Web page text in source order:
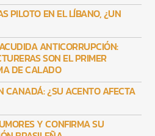
PILOTO EN EL LÍBANO, ¿UN
ANTICORRUPCIÓN:
SON EL PRIMER
DE CALADO
CANADÁ: ¿SU ACENTO AFECTA
Y CONFIRMA SU